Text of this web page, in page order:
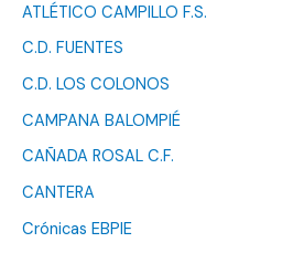
ATLÉTICO CAMPILLO F.S.
C.D. FUENTES
C.D. LOS COLONOS
CAMPANA BALOMPIÉ
CAÑADA ROSAL C.F.
CANTERA
Crónicas EBPIE